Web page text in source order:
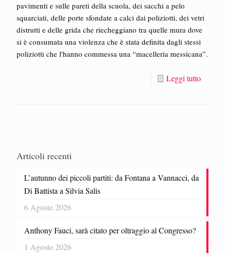
pavimenti e sulle pareti della scuola, dei sacchi a pelo
squarciati, delle porte sfondate a calci dai poliziotti, dei vetri
distrutti e delle grida che riecheggiano tra quelle mura dove
si è consumata una violenza che è stata definita dagli stessi
poliziotti che l'hanno commessa una “macelleria messicana”.
Leggi tutto
Articoli recenti
L’autunno dei piccoli partiti: da Fontana a Vannacci, da
Di Battista a Silvia Salis
6 Agosto 2026
Anthony Fauci, sarà citato per oltraggio al Congresso?
1 Agosto 2026